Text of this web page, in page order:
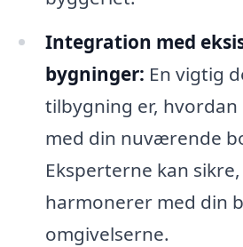
Integration med
bygninger: En vigtig
tilbygning er,
med din nuværende
Eksperterne kan
harmonerer med din
omgivelserne.